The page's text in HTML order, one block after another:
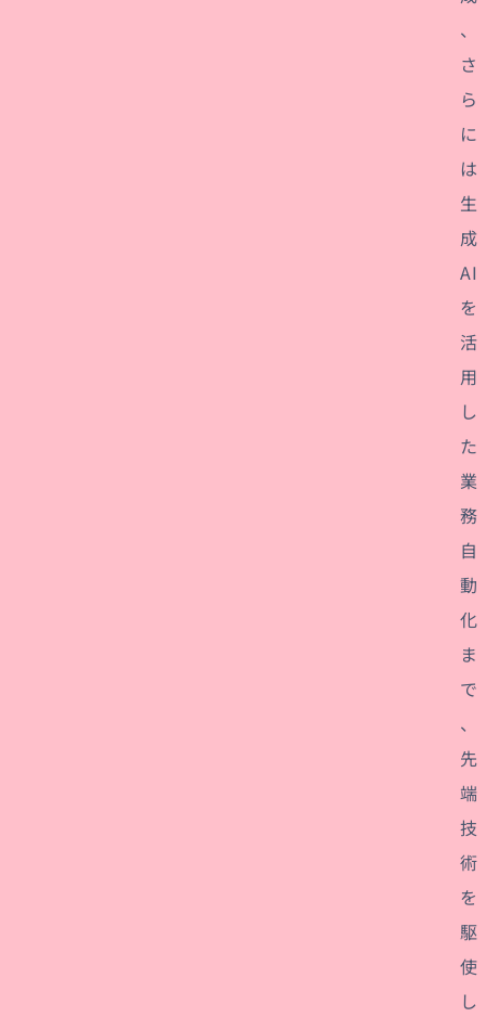
、
さ
ら
に
は
生
成
AI
を
活
用
し
た
業
務
自
動
化
ま
で
、
先
端
技
術
を
駆
使
し